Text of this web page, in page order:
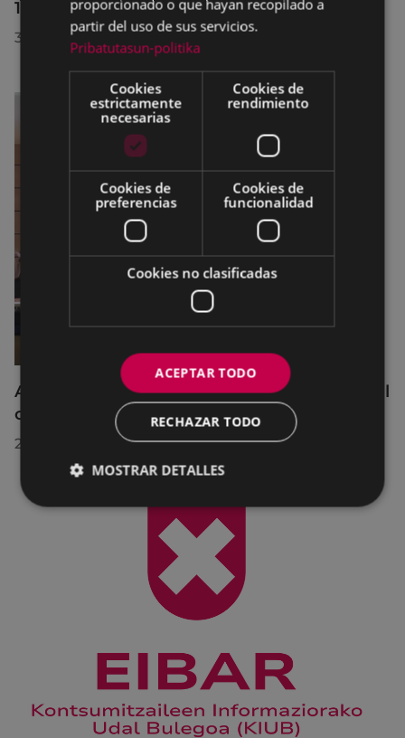
10 al 23 de agosto, por motivo de obras
30/07/2026
Acuerdos adoptados por el Pleno Municipal
celebrado el 27 de julio de 2026
28/07/2026
proporcionado o que hayan recopilado a
partir del uso de sus servicios.
Pribatutasun-politika
Cookies
estrictamente
necesarias
Cookies de
rendimiento
Cookies de
preferencias
Cookies de
funcionalidad
Cookies no clasificadas
ACEPTAR TODO
RECHAZAR TODO
MOSTRAR DETALLES